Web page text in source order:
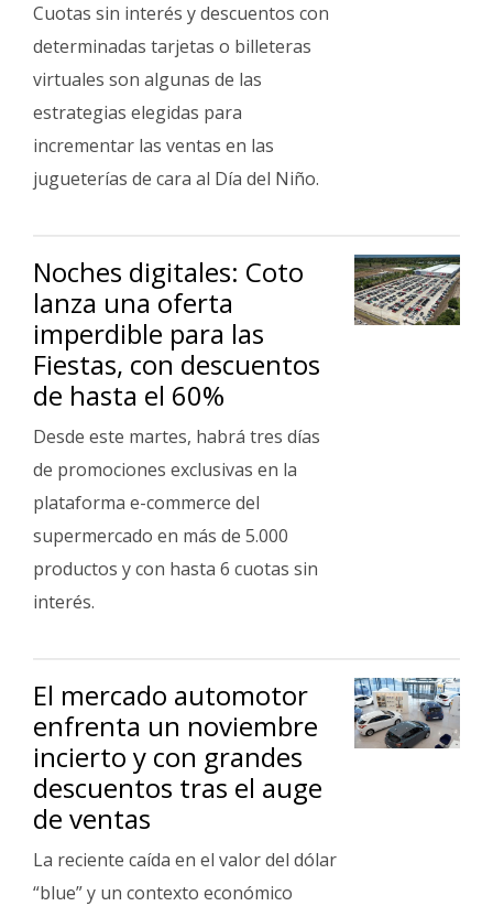
Cuotas sin interés y descuentos con
determinadas tarjetas o billeteras
virtuales son algunas de las
estrategias elegidas para
incrementar las ventas en las
jugueterías de cara al Día del Niño.
Noches digitales: Coto
lanza una oferta
imperdible para las
Fiestas, con descuentos
de hasta el 60%
Desde este martes, habrá tres días
de promociones exclusivas en la
plataforma e-commerce del
supermercado en más de 5.000
productos y con hasta 6 cuotas sin
interés.
El mercado automotor
enfrenta un noviembre
incierto y con grandes
descuentos tras el auge
de ventas
La reciente caída en el valor del dólar
“blue” y un contexto económico